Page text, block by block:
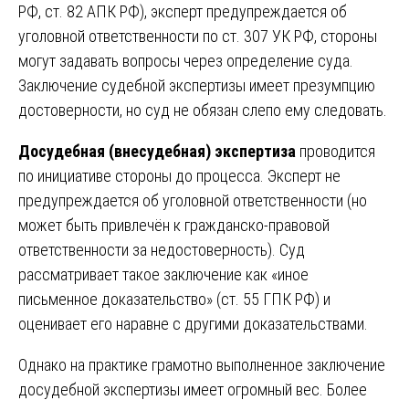
РФ, ст. 82 АПК РФ), эксперт предупреждается об
уголовной ответственности по ст. 307 УК РФ, стороны
могут задавать вопросы через определение суда.
Заключение судебной экспертизы имеет презумпцию
достоверности, но суд не обязан слепо ему следовать.
Досудебная (внесудебная) экспертиза проводится
по инициативе стороны до процесса. Эксперт не
предупреждается об уголовной ответственности (но
может быть привлечён к гражданско-правовой
ответственности за недостоверность). Суд
рассматривает такое заключение как «иное
письменное доказательство» (ст. 55 ГПК РФ) и
оценивает его наравне с другими доказательствами.
Однако на практике грамотно выполненное заключение
досудебной экспертизы имеет огромный вес. Более